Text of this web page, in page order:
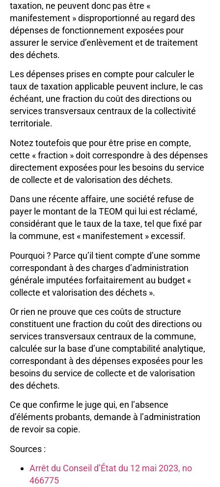
taxation, ne peuvent donc pas être «
manifestement » disproportionné au regard des
dépenses de fonctionnement exposées pour
assurer le service d’enlèvement et de traitement
des déchets.
Les dépenses prises en compte pour calculer le
taux de taxation applicable peuvent inclure, le cas
échéant, une fraction du coût des directions ou
services transversaux centraux de la collectivité
territoriale.
Notez toutefois que pour être prise en compte,
cette « fraction » doit correspondre à des dépenses
directement exposées pour les besoins du service
de collecte et de valorisation des déchets.
Dans une récente affaire, une société refuse de
payer le montant de la TEOM qui lui est réclamé,
considérant que le taux de la taxe, tel que fixé par
la commune, est « manifestement » excessif.
Pourquoi ? Parce qu’il tient compte d’une somme
correspondant à des charges d’administration
générale imputées forfaitairement au budget «
collecte et valorisation des déchets ».
Or rien ne prouve que ces coûts de structure
constituent une fraction du coût des directions ou
services transversaux centraux de la commune,
calculée sur la base d’une comptabilité analytique,
correspondant à des dépenses exposées pour les
besoins du service de collecte et de valorisation
des déchets.
Ce que confirme le juge qui, en l’absence
d’éléments probants, demande à l’administration
de revoir sa copie.
Sources :
Arrêt du Conseil d’État du 12 mai 2023, no
466775